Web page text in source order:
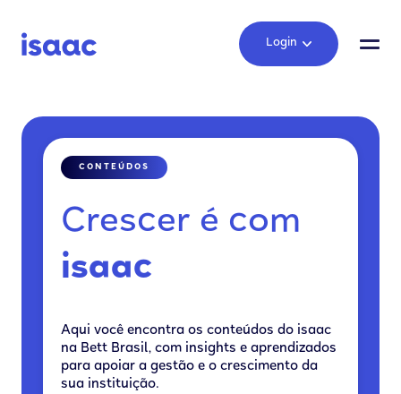
Login
CONTEÚDOS
Crescer é com
isaac
Aqui você encontra os conteúdos do isaac
na Bett Brasil, com insights e aprendizados
para apoiar a gestão e o crescimento da
sua instituição.